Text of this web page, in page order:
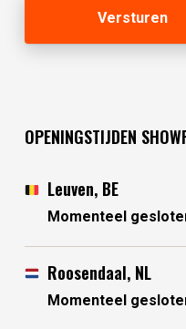
OPENINGSTIJDEN
Leuven, BE
Momenteel
vrijdag
zaterdag
zondag
Roosendaal, NL
Momenteel